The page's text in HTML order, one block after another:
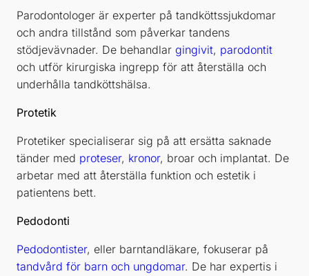
Parodontologer är experter på tandköttssjukdomar
och andra tillstånd som påverkar tandens
stödjevävnader. De behandlar gingivit, parodontit
och utför kirurgiska ingrepp för att återställa och
underhålla tandköttshälsa.
Protetik
Protetiker specialiserar sig på att ersätta saknade
tänder med proteser, kronor, broar och implantat. De
arbetar med att återställa funktion och estetik i
patientens bett.
Pedodonti
Pedodontister, eller barntandläkare, fokuserar på
tandvård för barn och ungdomar. De har expertis i